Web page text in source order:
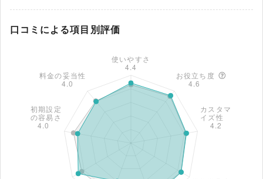
口コミによる項目別評価